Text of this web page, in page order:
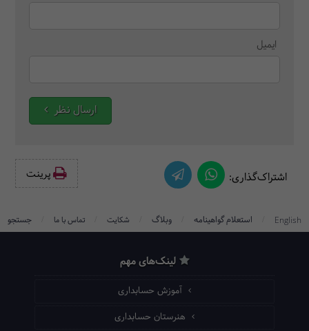
ایمیل
ارسال نظر
اشتراک‌گذاری: پرینت‌
English استعلام گواهینامه وبلاگ شکایت تماس با ما جستجو
لینک‌های مهم
آموزش حسابداری
هنرستان حسابداری